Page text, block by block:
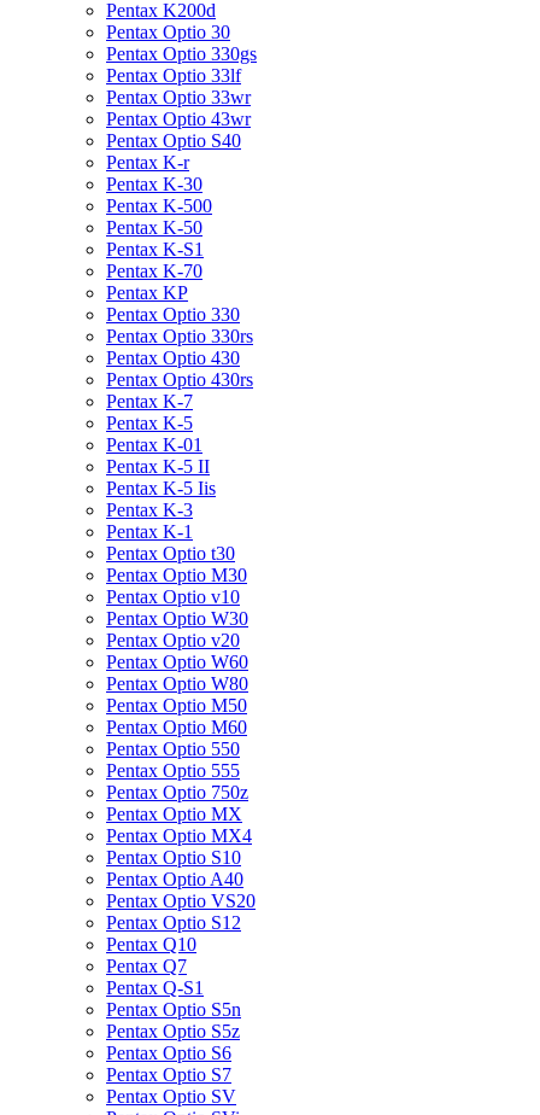
Pentax K200d
Pentax Optio 30
Pentax Optio 330gs
Pentax Optio 33lf
Pentax Optio 33wr
Pentax Optio 43wr
Pentax Optio S40
Pentax K-r
Pentax K-30
Pentax K-500
Pentax K-50
Pentax K-S1
Pentax K-70
Pentax KP
Pentax Optio 330
Pentax Optio 330rs
Pentax Optio 430
Pentax Optio 430rs
Pentax K-7
Pentax K-5
Pentax K-01
Pentax K-5 II
Pentax K-5 Iis
Pentax K-3
Pentax K-1
Pentax Optio t30
Pentax Optio M30
Pentax Optio v10
Pentax Optio W30
Pentax Optio v20
Pentax Optio W60
Pentax Optio W80
Pentax Optio M50
Pentax Optio M60
Pentax Optio 550
Pentax Optio 555
Pentax Optio 750z
Pentax Optio MX
Pentax Optio MX4
Pentax Optio S10
Pentax Optio A40
Pentax Optio VS20
Pentax Optio S12
Pentax Q10
Pentax Q7
Pentax Q-S1
Pentax Optio S5n
Pentax Optio S5z
Pentax Optio S6
Pentax Optio S7
Pentax Optio SV